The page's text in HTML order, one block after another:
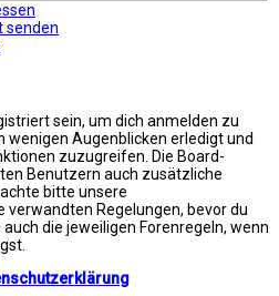
senden
sein, um dich anmelden zu
wenigen Augenblicken erledigt und
zuzugreifen. Die Board-
Benutzern auch zusätzliche
bitte unsere
verwandten Regelungen, bevor du
die jeweiligen Forenregeln, wenn